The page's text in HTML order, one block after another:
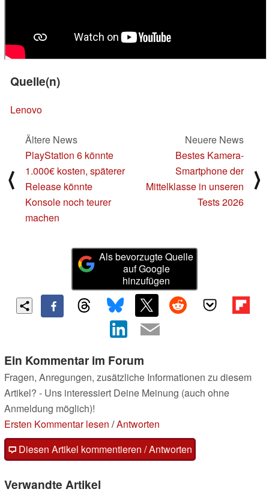
Quelle(n)
Lenovo
⟨
Ältere News
PlayStation 6 könnte
1.000€ kosten, späterer
Release könnte
Konsole noch teurer
machen
Neuere News
Bestes Kamera-
Smartphone der
Mittelklasse in unseren
Tests 2026
⟩
Als bevorzugte Quelle
auf Google
hinzufügen
Ein Kommentar im Forum
Fragen, Anregungen, zusätzliche Informationen zu diesem
Artikel? - Uns interessiert Deine Meinung (auch ohne
Anmeldung möglich)!
Ersten Kommentar lesen /Antworten
Diesen Artikel kommentieren / Antworten
Verwandte Artikel